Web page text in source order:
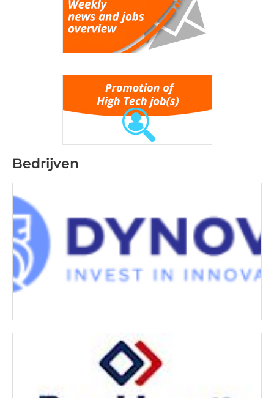
Bedrijven